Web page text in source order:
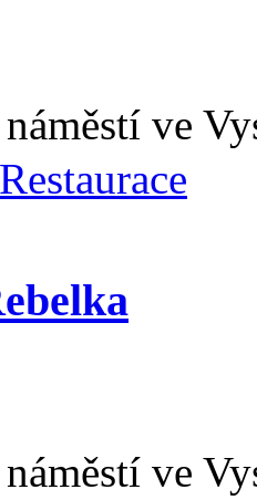
ve
Restaurace
ve